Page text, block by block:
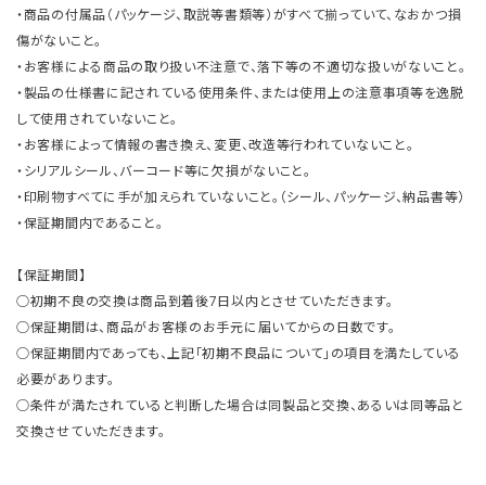
・商品の付属品（パッケージ、取説等書類等）がすべて揃っていて、なおかつ損
傷がないこと。
・お客様による商品の取り扱い不注意で、落下等の不適切な扱いがないこと。
・製品の仕様書に記されている使用条件、または使用上の注意事項等を逸脱
して使用されていないこと。
・お客様によって情報の書き換え、変更、改造等行われていないこと。
・シリアルシール、バーコード等に欠損がないこと。
・印刷物すべてに手が加えられていないこと。（シール、パッケージ、納品書等）
・保証期間内であること。
【保証期間】
○初期不良の交換は商品到着後7日以内とさせていただきます。
○保証期間は、商品がお客様のお手元に届いてからの日数です。
○保証期間内であっても、上記「初期不良品について」の項目を満たしている
必要があります。
○条件が満たされていると判断した場合は同製品と交換、あるいは同等品と
交換させていただきます。